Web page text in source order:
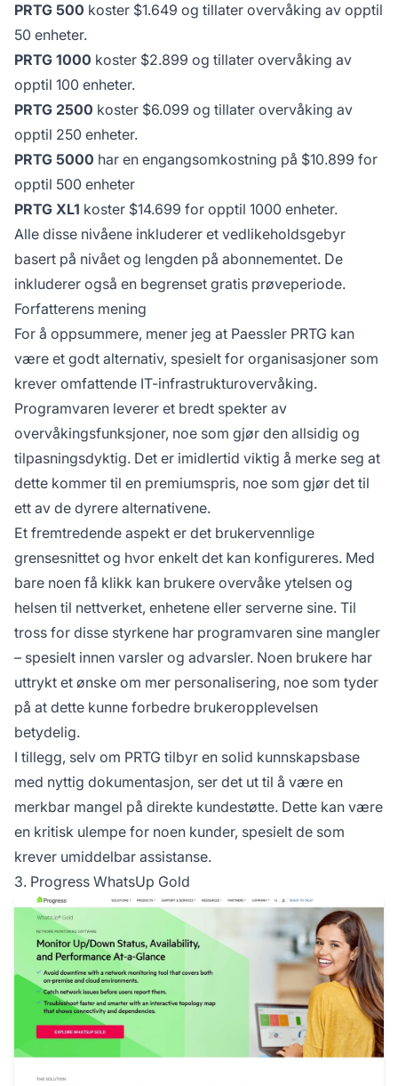
PRTG 500 koster $1.649 og tillater overvåking av opptil
50 enheter.
PRTG 1000 koster $2.899 og tillater overvåking av
opptil 100 enheter.
PRTG 2500 koster $6.099 og tillater overvåking av
opptil 250 enheter.
PRTG 5000 har en engangsomkostning på $10.899 for
opptil 500 enheter
PRTG XL1 koster $14.699 for opptil 1000 enheter.
Alle disse nivåene inkluderer et vedlikeholdsgebyr
basert på nivået og lengden på abonnementet. De
inkluderer også en begrenset gratis prøveperiode.
Forfatterens mening
For å oppsummere, mener jeg at Paessler PRTG kan
være et godt alternativ, spesielt for organisasjoner som
krever omfattende IT-infrastrukturovervåking.
Programvaren leverer et bredt spekter av
overvåkingsfunksjoner, noe som gjør den allsidig og
tilpasningsdyktig. Det er imidlertid viktig å merke seg at
dette kommer til en premiumspris, noe som gjør det til
ett av de dyrere alternativene.
Et fremtredende aspekt er det brukervennlige
grensesnittet og hvor enkelt det kan konfigureres. Med
bare noen få klikk kan brukere overvåke ytelsen og
helsen til nettverket, enhetene eller serverne sine. Til
tross for disse styrkene har programvaren sine mangler
– spesielt innen varsler og advarsler. Noen brukere har
uttrykt et ønske om mer personalisering, noe som tyder
på at dette kunne forbedre brukeropplevelsen
betydelig.
I tillegg, selv om PRTG tilbyr en solid kunnskapsbase
med nyttig dokumentasjon, ser det ut til å være en
merkbar mangel på direkte kundestøtte. Dette kan være
en kritisk ulempe for noen kunder, spesielt de som
krever umiddelbar assistanse.
3. Progress WhatsUp Gold